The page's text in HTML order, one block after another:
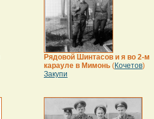
Рядовой Шинтасов и я во 2-м
карауле в Мимонь (Кочетов)
Закупи